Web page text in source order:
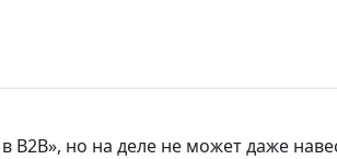
B2B», но на деле не может даже